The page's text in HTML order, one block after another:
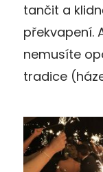
tančit a
překvapení.
nemusíte
tradice